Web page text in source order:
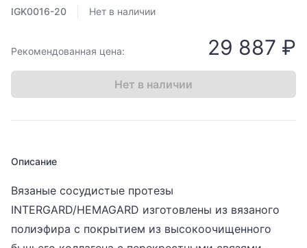
IGK0016-20 Нет в наличии
Рекомендованная цена: 29 887 ₽
Нет в наличии
Описание
Вязаные сосудистые протезы
INTERGARD/HEMAGARD изготовлены из вязаного
полиэфира с покрытием из высокоочищенного